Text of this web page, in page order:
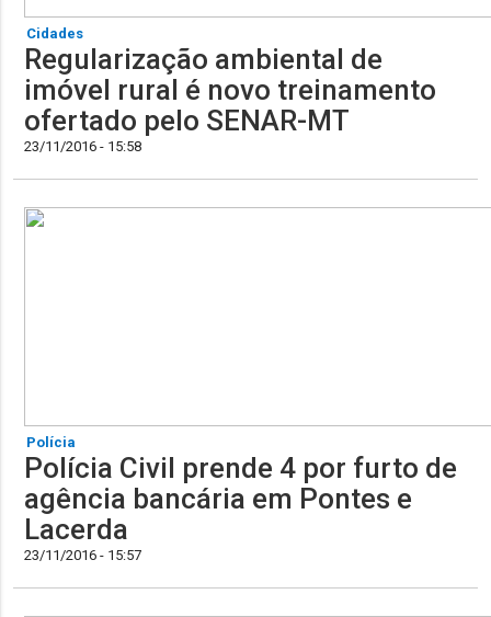
Cidades
Regularização ambiental de
imóvel rural é novo treinamento
ofertado pelo SENAR-MT
23/11/2016 - 15:58
Polícia
Polícia Civil prende 4 por furto de
agência bancária em Pontes e
Lacerda
23/11/2016 - 15:57